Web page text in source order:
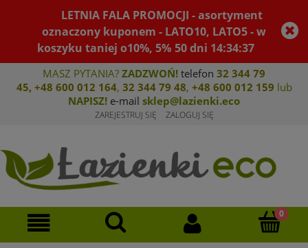
LETNIA FALA PROMOCJI - asortyment
oznaczony kuponem - LATO10, LATO5 - w
koszyku taniej o10%, 5% 50dni 14:34:37
MASZ PYTANIA? ZADZWOŃ! telefon 32 344 79
45, +48 600 012 164, 32 344 79 48, +48 600 012 159 lub
NAPISZ! e-mail sklep@lazienki.eco
ZAREJESTRUJ SIĘ ZALOGUJ SIĘ